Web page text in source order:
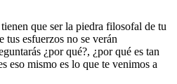
que ser la piedra filosofal de tu
tus esfuerzos no se verán
¿por qué?, ¿por qué es tan
eso mismo es lo que te venimos a